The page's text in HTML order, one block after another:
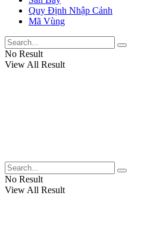
Quy Định Nhập Cảnh
Mã Vùng
No Result
View All Result
No Result
View All Result